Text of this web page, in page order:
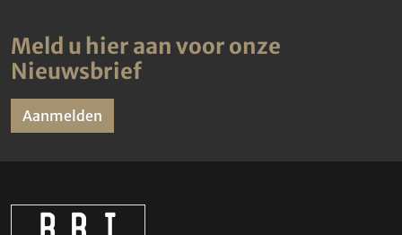
Meld u hier aan voor onze
Nieuwsbrief
Aanmelden